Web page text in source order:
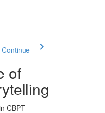
of
CBPT